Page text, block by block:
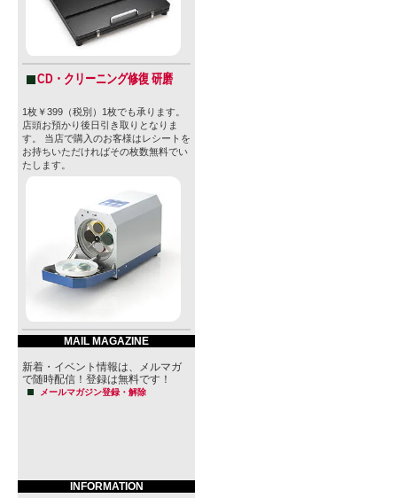
CD・クリーニング修復 研磨
1枚￥399（税別）1枚でも承ります。
店頭お預かり後日引き取りとなりま
す。 当店で購入のお客様はレシートを
お持ちいただければその枚数無料でい
たします。
MAIL MAGAZINE
新着・イベント情報は、メルマガ
で随時配信！登録は無料です！
メールマガジン登録・解除
INFORMATION